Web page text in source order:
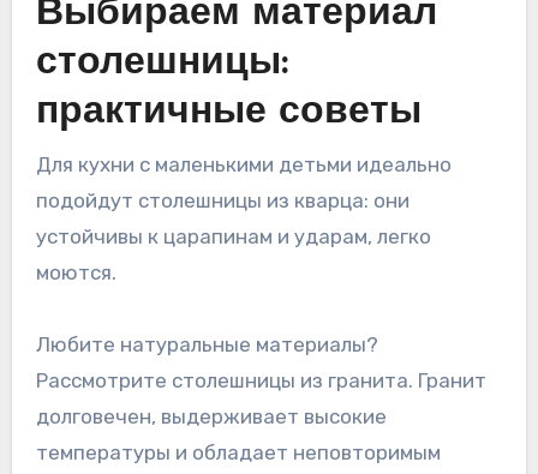
Выбираем материал
столешницы:
практичные советы
Для кухни с маленькими детьми идеально
подойдут столешницы из кварца: они
устойчивы к царапинам и ударам, легко
моются.
Любите натуральные материалы?
Рассмотрите столешницы из гранита. Гранит
долговечен, выдерживает высокие
температуры и обладает неповторимым